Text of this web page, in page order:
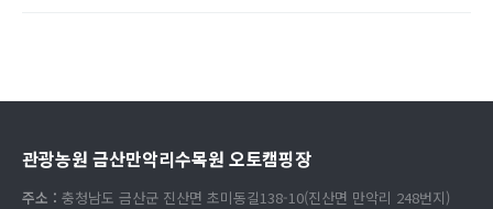
관광농원 금산만악리수목원 오토캠핑장
주소 : 충청남도 금산군 진산면 초미동길138-10(진산면 만악리 248번지)